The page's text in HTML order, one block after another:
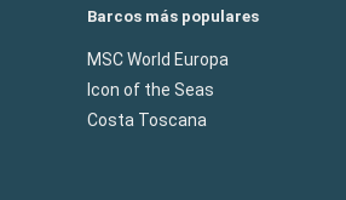
Barcos más populares
MSC World Europa
Icon of the Seas
Costa Toscana